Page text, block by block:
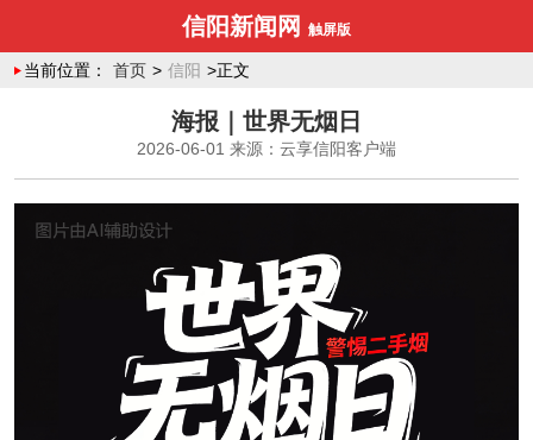
信阳新闻网 触屏版
当前位置： 首页 > 信阳 >正文
海报｜世界无烟日
2026-06-01 来源：云享信阳客户端